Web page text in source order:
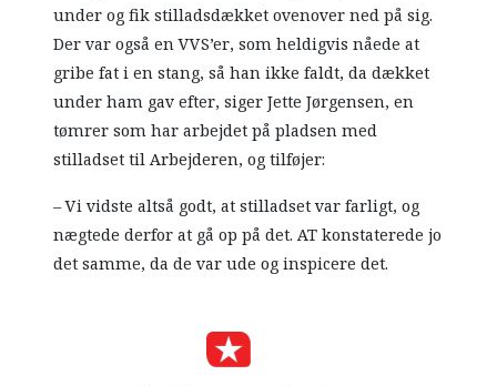
under og fik stilladsdækket ovenover ned på sig.
Der var også en VVS’er, som heldigvis nåede at
gribe fat i en stang, så han ikke faldt, da dækket
under ham gav efter, siger Jette Jørgensen, en
tømrer som har arbejdet på pladsen med
stilladset til Arbejderen, og tilføjer:
– Vi vidste altså godt, at stilladset var farligt, og
nægtede derfor at gå op på det. AT konstaterede jo
det samme, da de var ude og inspicere det.